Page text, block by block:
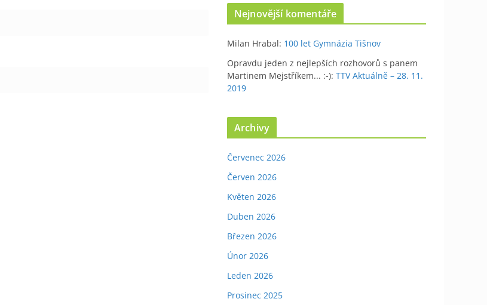
Nejnovější komentáře
Milan Hrabal: 100 let Gymnázia Tišnov
Opravdu jeden z nejlepších rozhovorů s panem
Martinem Mejstříkem... :-): TTV Aktuálně – 28. 11.
2019
Archivy
Červenec 2026
Červen 2026
Květen 2026
Duben 2026
Březen 2026
Únor 2026
Leden 2026
Prosinec 2025